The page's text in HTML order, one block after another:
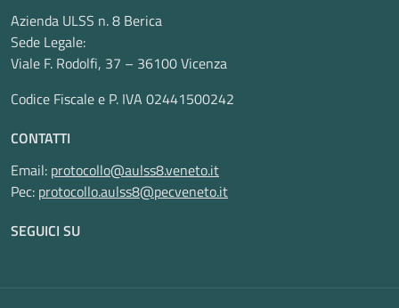
Azienda ULSS n. 8 Berica
Sede Legale:
Viale F. Rodolfi, 37 – 36100 Vicenza
Codice Fiscale e P. IVA 02441500242
CONTATTI
Email: protocollo@aulss8.veneto.it
Pec: protocollo.aulss8@pecveneto.it
SEGUICI SU